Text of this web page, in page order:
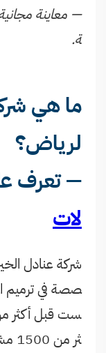
ة.
ما هي
لرياض؟
— تعرف
لات
شركة عنادل
صصة في ترميم